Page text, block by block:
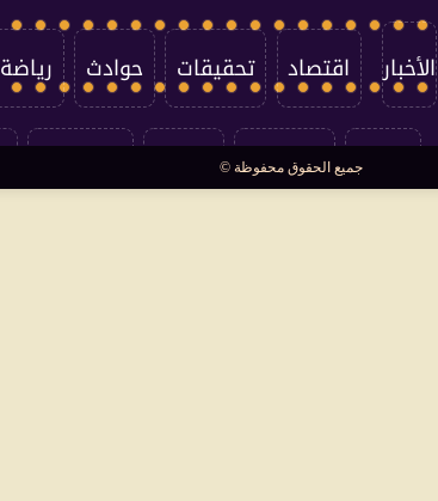
الأخبار اقتصاد تحقيقات حوادث رياضة
العالم سوشيال
جميع الحقوق محفوظة ©